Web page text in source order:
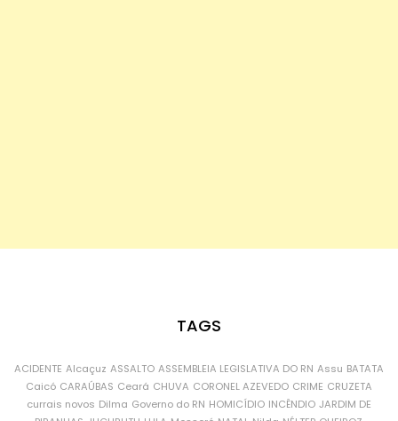
TAGS
ACIDENTE Alcaçuz ASSALTO ASSEMBLEIA LEGISLATIVA DO RN Assu BATATA
Caicó CARAÚBAS Ceará CHUVA CORONEL AZEVEDO CRIME CRUZETA
currais novos Dilma Governo do RN HOMICÍDIO INCÊNDIO JARDIM DE